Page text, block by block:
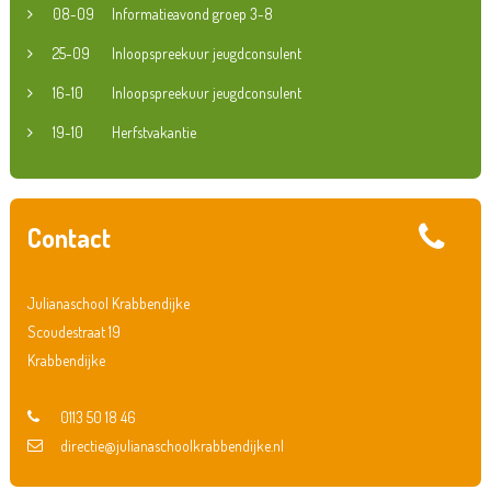
08-09 Informatieavond groep 3-8
25-09 Inloopspreekuur jeugdconsulent
16-10 Inloopspreekuur jeugdconsulent
19-10 Herfstvakantie
Contact
Julianaschool Krabbendijke
Scoudestraat 19
Krabbendijke
0113 50 18 46
directie@julianaschoolkrabbendijke.nl